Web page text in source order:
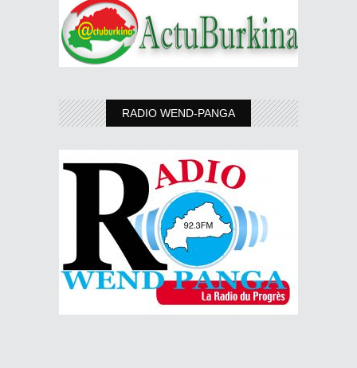
RADIO WEND-PANGA